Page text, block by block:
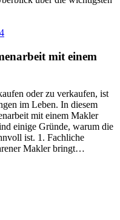
mit einem
oder zu verkaufen, ist
im Leben. In diesem
mit einem Makler
einige Gründe, warum die
ist. 1. Fachliche
Makler bringt…